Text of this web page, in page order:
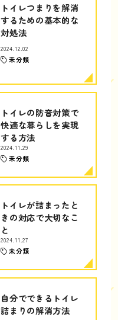
トイレつまりを解消
するための基本的な
対処法
2024.12.02
未分類
トイレの防音対策で
快適な暮らしを実現
する方法
2024.11.29
未分類
トイレが詰まったと
きの対応で大切なこ
と
2024.11.27
未分類
自分でできるトイレ
詰まりの解消方法